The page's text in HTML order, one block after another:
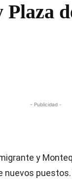
- Publicidad -
y